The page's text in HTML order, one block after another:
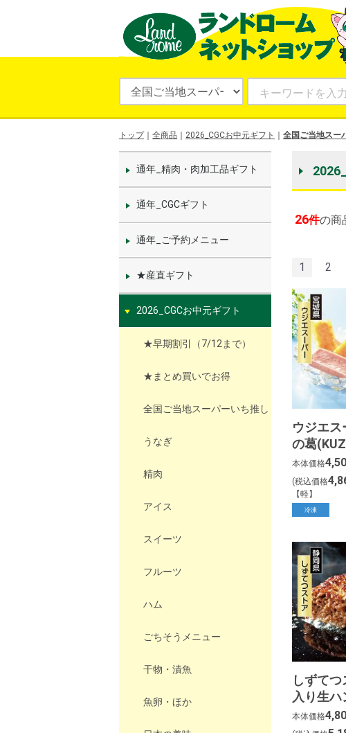
トップ 全商品 2026_CGCお中元ギフト 全国ご当地スー
通年_精肉・肉加工品ギフト
通年_CGCギフト
通年_ご予約メニュー
★産直ギフト
2026_CGCお中元ギフト
★早期割引（7/12まで）
★まとめ買いでお得
全国ご当地スーパーいち推し
うなぎ
精肉
アイス
スイーツ
フルーツ
ハム
ごちそうメニュー
干物・漬魚
魚卵・ほか
26件の商
1 2
ウジエス
の葛
本)
本体価格
(税込価格
【軽】
冷凍
しずて
入り生ハ
個)
本体価格